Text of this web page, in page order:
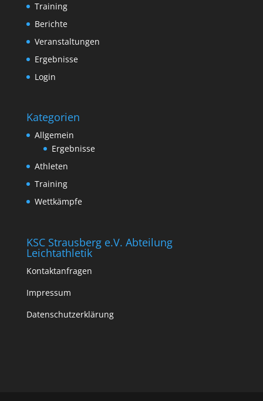
Training
Berichte
Veranstaltungen
Ergebnisse
Login
Kategorien
Allgemein
Ergebnisse
Athleten
Training
Wettkämpfe
KSC Strausberg e.V. Abteilung
Leichtathletik
Kontaktanfragen
Impressum
Datenschutzerklärung